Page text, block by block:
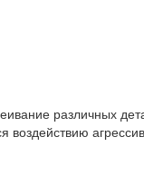
различных
воздействию